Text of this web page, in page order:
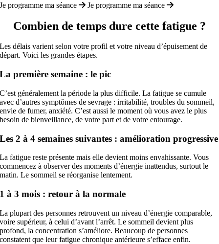
Je programme ma séance
Je programme ma séance
Combien de temps dure cette fatigue ?
Les délais varient selon votre profil et votre niveau d’épuisement de
départ. Voici les grandes étapes.
La première semaine : le pic
C’est généralement la période la plus difficile. La fatigue se cumule
avec d’autres symptômes de sevrage : irritabilité, troubles du sommeil,
envie de fumer, anxiété. C’est aussi le moment où vous avez le plus
besoin de bienveillance, de votre part et de votre entourage.
Les 2 à 4 semaines suivantes : amélioration progressive
La fatigue reste présente mais elle devient moins envahissante. Vous
commencez à observer des moments d’énergie inattendus, surtout le
matin. Le sommeil se réorganise lentement.
1 à 3 mois : retour à la normale
La plupart des personnes retrouvent un niveau d’énergie comparable,
voire supérieur, à celui d’avant l’arrêt. Le sommeil devient plus
profond, la concentration s’améliore. Beaucoup de personnes
constatent que leur fatigue chronique antérieure s’efface enfin.